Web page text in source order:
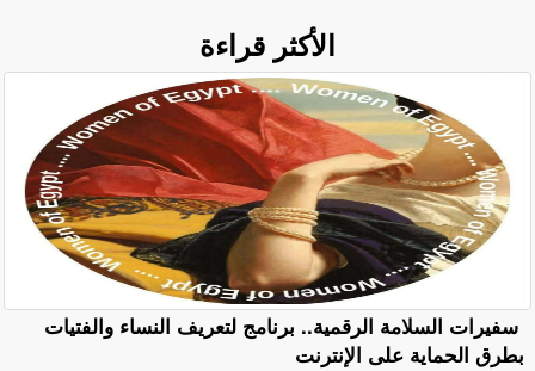
الأكثر قراءة
سفيرات السلامة الرقمية.. برنامج لتعريف النساء والفتيات
بطرق الحماية على الإنترنت